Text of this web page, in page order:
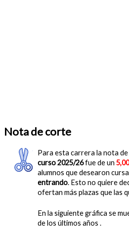
Nota de corte
Para esta carrera la nota
curso 2025/26fue de un
alumnos que desearon
entrando. Esto no quiere
ofertan más plazas que las
En la siguiente gráfica se
de los últimos años .